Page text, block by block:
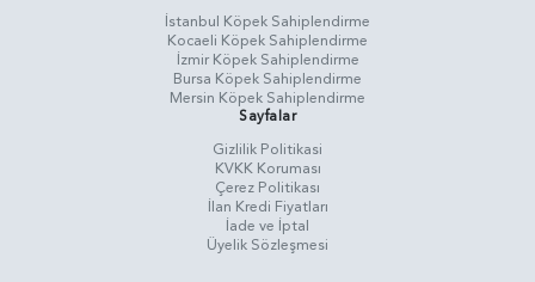
İstanbul Köpek Sahiplendirme
Kocaeli Köpek Sahiplendirme
İzmir Köpek Sahiplendirme
Bursa Köpek Sahiplendirme
Mersin Köpek Sahiplendirme
Sayfalar
Gizlilik Politikasi
KVKK Koruması
Çerez Politikası
İlan Kredi Fiyatları
İade ve İptal
Üyelik Sözleşmesi